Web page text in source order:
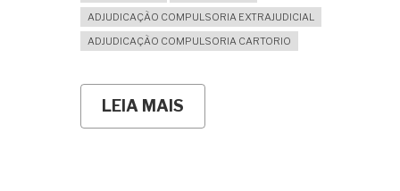
ADJUDICAÇÃO COMPULSORIA EXTRAJUDICIAL
ADJUDICAÇÃO COMPULSORIA CARTORIO
LEIA MAIS
SE